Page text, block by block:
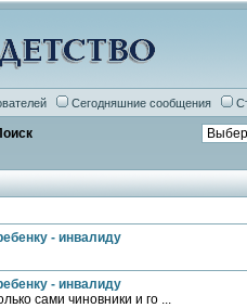
Сегодняшние сообщения
- инвалиду
- инвалиду
сами чиновники и го ...